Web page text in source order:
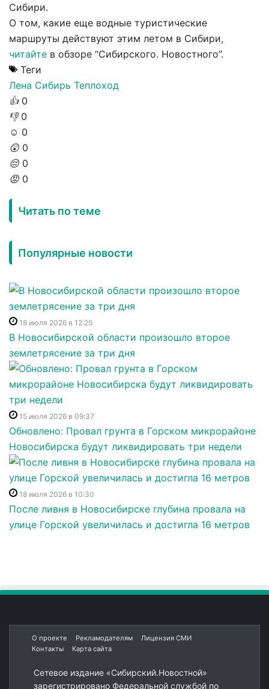
Сибири.
О том, какие еще водные туристические
маршруты действуют этим летом в Сибири,
читайте в обзоре “Сибирского. Новостного”.
Теги
Лена Сибирь Теплоход
👍 0
👎 0
☺️ 0
😲 0
😔 0
😡 0
Читать по теме
Популярные новости
18 июля 2026 в 12:25
В Новосибирской области произошло второе
землетрясение за три дня
15 июля 2026 в 09:37
Обновлено: Провал грунта в Горском микрорайоне
Новосибирска будут ликвидировать три недели
18 июля 2026 в 10:30
После ливня в Новосибирске глубина провала на
улице Горской увеличилась и достигла 16 метров
О проекте Рекламодателям
Лицензия СМИ
Контакты
Карта сайта
Сетевое издание «Сибирский.Новостной»
зарегистрировано Федеральной службой по